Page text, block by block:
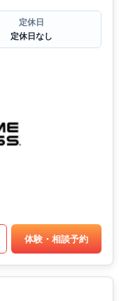
定休日
定休日なし
体験・相談予約